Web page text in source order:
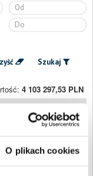
O plikach cookies
Szukaj
4 103 297,53 PLN
publikacji
2026